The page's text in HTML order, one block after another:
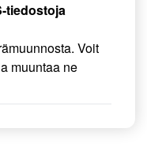
tiedostoja
Voit
muuntaa ne